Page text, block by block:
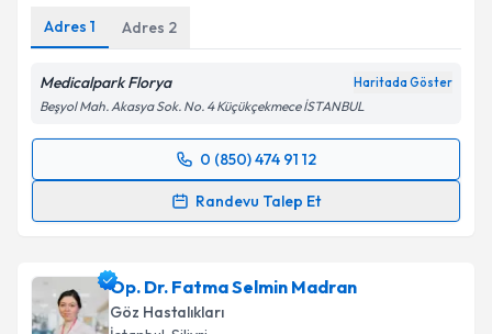
Adres 1 Adres 2
Medicalpark Florya Haritada Göster
Beşyol Mah. Akasya Sok. No. 4 Küçükçekmece İSTANBUL
0 (850) 474 91 12
Randevu Talep Et
Randevu Takvimi Talebi
için bir takvim hazırlandığında e-posta ile
bilgilendireceğiz.
Op. Dr. Fatma Selmin Madran
Göz Hastalıkları